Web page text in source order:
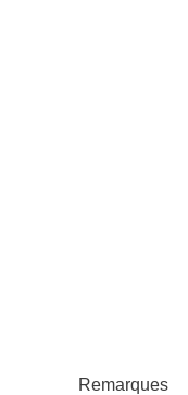
Remarques